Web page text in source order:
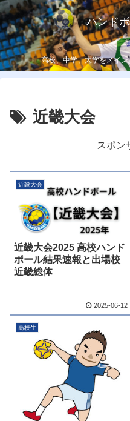
ハンド
高校、中学、大学をメイ
近畿大会
スポン
近畿大会
近畿大会2025 高校ハンド
ボール結果速報と出場校
近畿総体
2025-06-12
高校生